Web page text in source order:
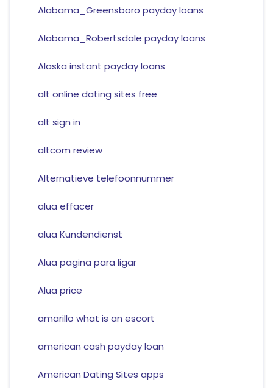
Alabama_Greensboro payday loans
Alabama_Robertsdale payday loans
Alaska instant payday loans
alt online dating sites free
alt sign in
altcom review
Alternatieve telefoonnummer
alua effacer
alua Kundendienst
Alua pagina para ligar
Alua price
amarillo what is an escort
american cash payday loan
American Dating Sites apps